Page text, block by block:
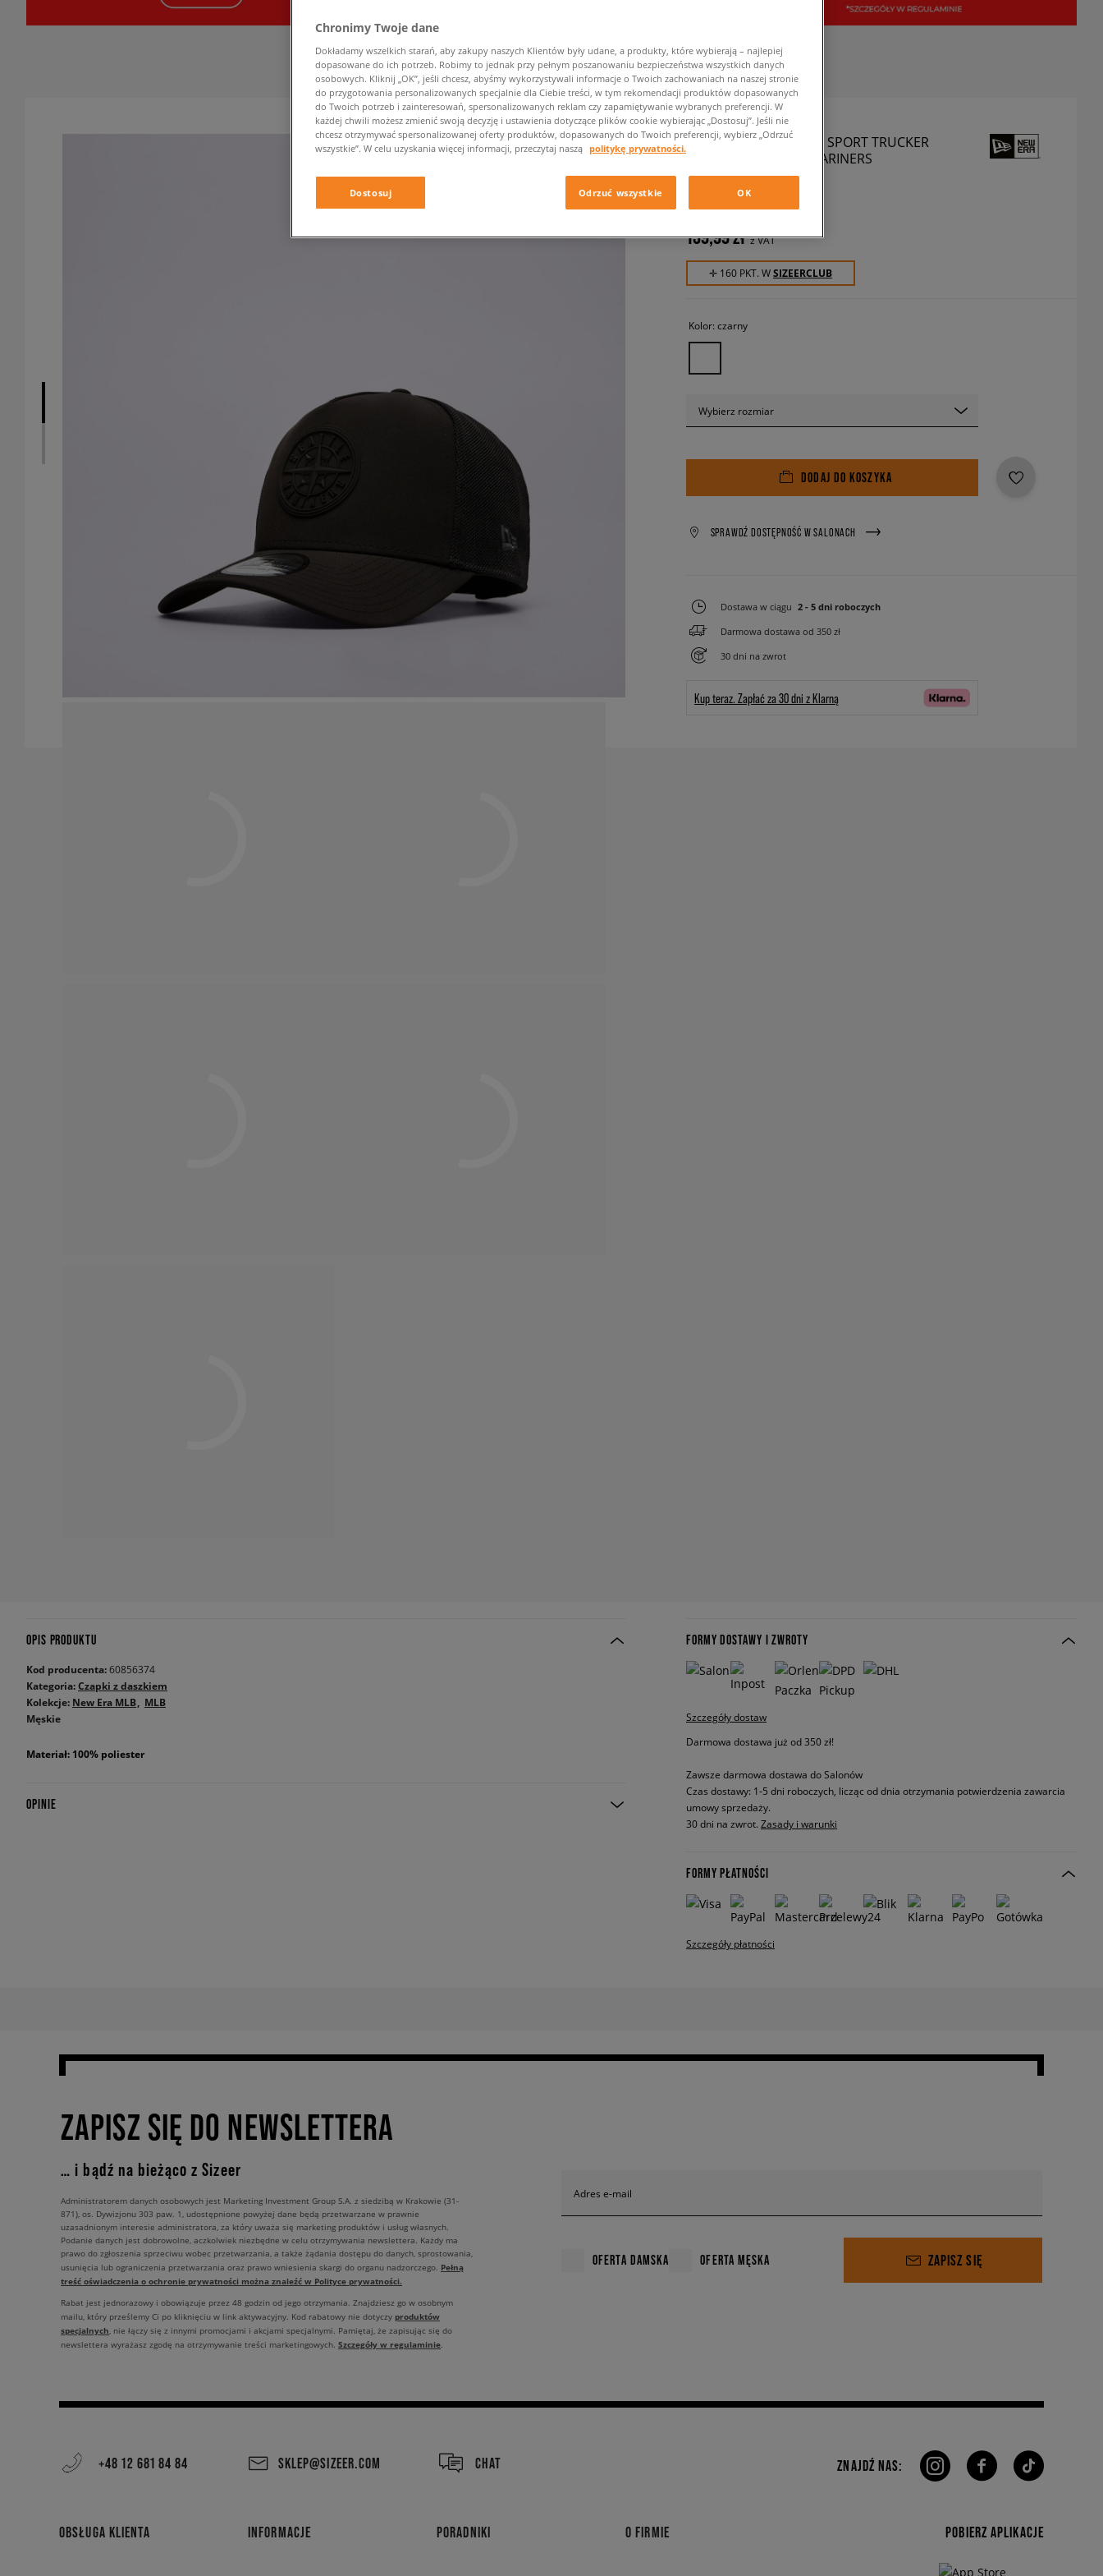
NEW ERA CZAPKA MLB SPORT TRUCKER
MARINERS SEATTLE MARINERS
159,99 zł z VAT
✛ 160 PKT. WSIZEERCLUB
Kolor: czarny
Wybierz rozmiar
DODAJ DO KOSZYKA
SPRAWDŹ DOSTĘPNOŚĆ W SALONACH
Dostawa w ciągu 2 - 5 dni roboczych
Darmowa dostawa od 350 zł
30 dni na zwrot
Kup teraz. Zapłać za 30 dni z Klarną
OPIS PRODUKTU
Kod producenta:60856374
Kategoria:Czapki z daszkiem
Kolekcje: New Era MLB
MLB
Męskie
Materiał: 100% poliester
OPINIE
FORMY DOSTAWY I ZWROTY
Szczegóły dostaw
Darmowa dostawa już od 350 zł!
Zawsze darmowa dostawa do Salonów
Czas dostawy: 1-5 dni roboczych, licząc od dnia otrzymania potwierdzenia zawarcia
umowy sprzedaży.
30 dni na zwrot. Zasady i warunki
FORMY PŁATNOŚCI
Szczegóły płatności
ZAPISZ SIĘ DO NEWSLETTERA
… i bądź na bieżąco z Sizeer
Adres e-mail
OFERTA DAMSKA OFERTA MĘSKA ZAPISZ SIĘ
Administratorem danych osobowych jest Marketing Investment Group S.A. z siedzibą w Krakowie (31-
871), os. Dywizjonu 303 paw. 1, udostępnione powyżej dane będą przetwarzane w prawnie
uzasadnionym interesie administratora, za który uważa się marketing produktów i usług własnych.
Podanie danych jest dobrowolne, aczkolwiek niezbędne w celu otrzymywania newslettera. Każdy ma
prawo do zgłoszenia sprzeciwu wobec przetwarzania, a także żądania dostępu do danych, sprostowania,
usunięcia lub ograniczenia przetwarzania oraz prawo wniesienia skargi do organu nadzorczego. Pełną
treść oświadczenia o ochronie prywatności można znaleźć w Polityce prywatności.
Rabat jest jednorazowy i obowiązuje przez 48 godzin od jego otrzymania. Znajdziesz go w osobnym
mailu, który prześlemy Ci po kliknięciu w link aktywacyjny. Kod rabatowy nie dotyczy produktów
specjalnych, nie łączy się z innymi promocjami i akcjami specjalnymi. Pamiętaj, że zapisując się do
newslettera wyrażasz zgodę na otrzymywanie treści marketingowych. Szczegóły w regulaminie.
+48 12 681 84 84 SKLEP@SIZEER.COM CHAT
OBSŁUGA KLIENTA INFORMACJE PORADNIKI O FIRMIE
ZNAJDŹ NAS:
POBIERZ APLIKACJE
Chronimy Twoje dane
Dokładamy wszelkich starań, aby zakupy naszych Klientów były udane, a produkty, które wybierają – najlepiej
dopasowane do ich potrzeb. Robimy to jednak przy pełnym poszanowaniu bezpieczeństwa wszystkich danych
osobowych. Kliknij „OK”, jeśli chcesz, abyśmy wykorzystywali informacje o Twoich zachowaniach na naszej stronie
do przygotowania personalizowanych specjalnie dla Ciebie treści, w tym rekomendacji produktów dopasowanych
do Twoich potrzeb i zainteresowań, spersonalizowanych reklam czy zapamiętywanie wybranych preferencji. W
każdej chwili możesz zmienić swoją decyzję i ustawienia dotyczące plików cookie wybierając „Dostosuj”. Jeśli nie
chcesz otrzymywać spersonalizowanej oferty produktów, dopasowanych do Twoich preferencji, wybierz „Odrzuć
wszystkie”. W celu uzyskania więcej informacji, przeczytaj naszą politykę prywatności.
Dostosuj Odrzuć wszystkie OK